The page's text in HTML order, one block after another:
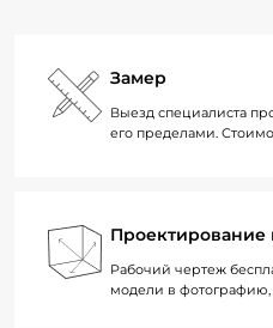
Замер
Выезд специалиста
его пределами.
Проектирование
Рабочий чертеж
модели в